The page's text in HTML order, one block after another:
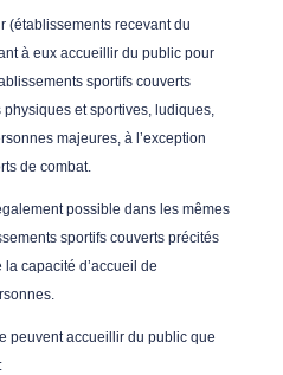
(établissements recevant du
à eux accueillir du public pour
sportifs couverts
et sportives, ludiques,
majeures, à l’exception
de combat.
possible dans les mêmes
sportifs couverts précités
capacité d’accueil de
peuvent accueillir du public que